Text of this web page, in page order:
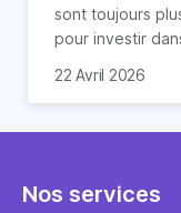
sont toujours
pour investir
nombreux
expliquons tout
22 Avril 2026
Nos services